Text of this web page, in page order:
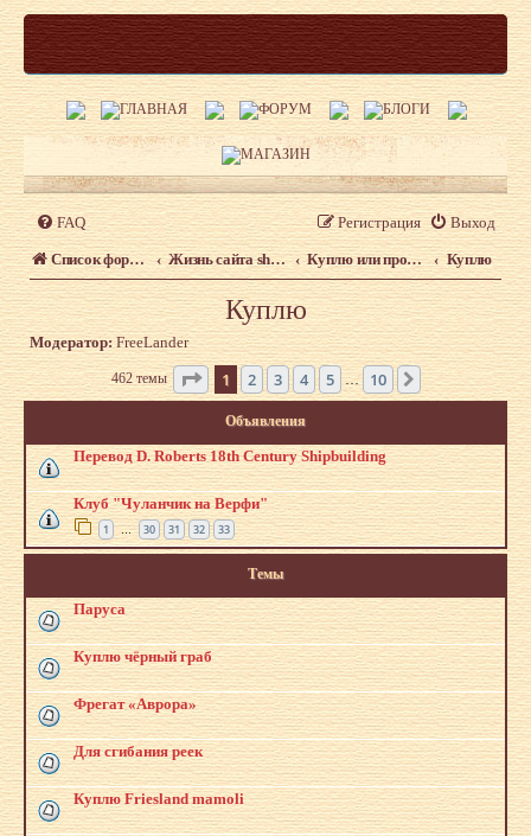
FAQ Выход
Регистрация
Список форумов Жизнь сайта shipmodeling.ru Куплю или продам Куплю
Куплю
Модератор: FreeLander
462 темы Страница из 10
1 2 3 4 5 … 10 След.
Объявления
Перевод D. Roberts 18th Century Shipbuilding
Клуб "Чуланчик на Верфи"
1 … 30 31 32 33
Темы
Паруса
Куплю чёрный граб
Фрегат «Аврора»
Для сгибания реек
Куплю Friesland mamoli